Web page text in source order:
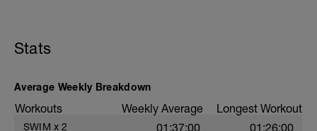
Stats
Average Weekly Breakdown
Workouts Weekly Average Longest Workout
SWIM x 2 01:37:00 01:26:00